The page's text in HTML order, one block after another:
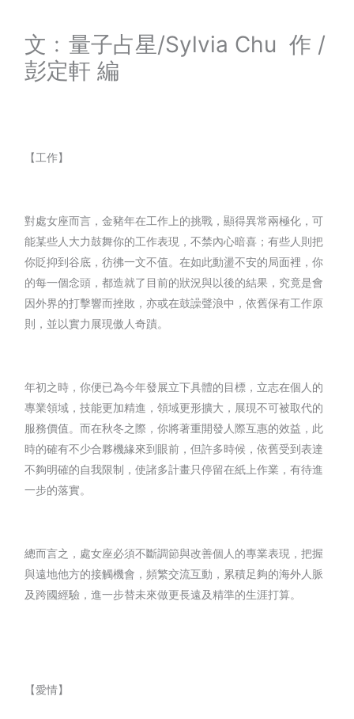
文﹕量子占星/Sylvia Chu 作 /
彭定軒 編
【工作】
對處女座而言，金豬年在工作上的挑戰，顯得異常兩極化，可
能某些人大力鼓舞你的工作表現，不禁內心暗喜；有些人則把
你貶抑到谷底，彷彿一文不值。在如此動盪不安的局面裡，你
的每一個念頭，都造就了目前的狀況與以後的結果，究竟是會
因外界的打擊響而挫敗，亦或在鼓譟聲浪中，依舊保有工作原
則，並以實力展現傲人奇蹟。
年初之時，你便已為今年發展立下具體的目標，立志在個人的
專業領域，技能更加精進，領域更形擴大，展現不可被取代的
服務價值。而在秋冬之際，你將著重開發人際互惠的效益，此
時的確有不少合夥機緣來到眼前，但許多時候，依舊受到表達
不夠明確的自我限制，使諸多計畫只停留在紙上作業，有待進
一步的落實。
總而言之，處女座必須不斷調節與改善個人的專業表現，把握
與遠地他方的接觸機會，頻繁交流互動，累積足夠的海外人脈
及跨國經驗，進一步替未來做更長遠及精準的生涯打算。
【愛情】